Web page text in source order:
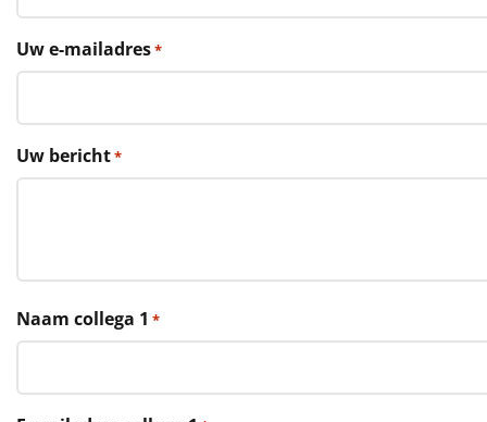
Thema
Rituals
Luxe
Mannen
Uw e-mailadres*
Uw bericht*
Naam collega 1 *